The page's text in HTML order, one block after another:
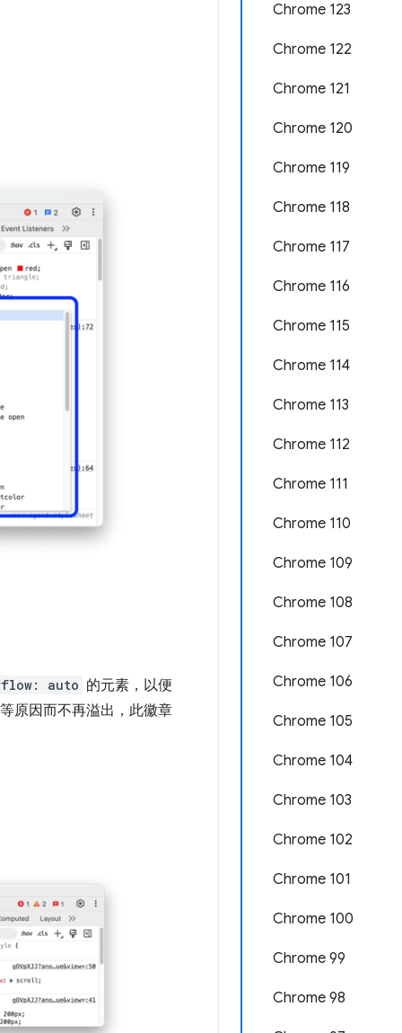
Chrome 123
Chrome 122
Chrome 121
Chrome 120
Chrome 119
Chrome 118
Chrome 117
Chrome 116
Chrome 115
Chrome 114
Chrome 113
Chrome 112
Chrome 111
Chrome 110
Chrome 109
Chrome 108
Chrome 107
Chrome 106
Chrome 105
Chrome 104
Chrome 103
Chrome 102
Chrome 101
Chrome 100
Chrome 99
Chrome 98
auto 的元素，以便
原因而不再溢出，此徽章